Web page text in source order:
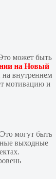
может быть
на Новый
на внутреннем
мотивацию и
могут быть
выходные